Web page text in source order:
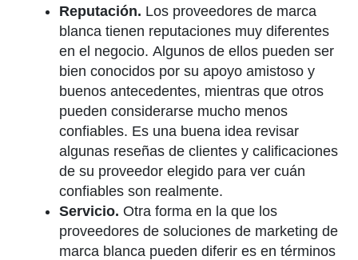
Reputación. Los proveedores de marca
blanca tienen reputaciones muy diferentes
en el negocio. Algunos de ellos pueden ser
bien conocidos por su apoyo amistoso y
buenos antecedentes, mientras que otros
pueden considerarse mucho menos
confiables. Es una buena idea revisar
algunas reseñas de clientes y calificaciones
de su proveedor elegido para ver cuán
confiables son realmente.
Servicio. Otra forma en la que los
proveedores de soluciones de marketing de
marca blanca pueden diferir es en términos